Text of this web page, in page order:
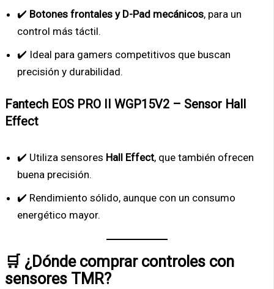
✔️ Botones frontales y D-Pad mecánicos, para un
control más táctil.
✔️ Ideal para gamers competitivos que buscan
precisión y durabilidad.
Fantech EOS PRO II WGP15V2 – Sensor Hall
Effect
✔️ Utiliza sensores Hall Effect, que también ofrecen
buena precisión.
✔️ Rendimiento sólido, aunque con un consumo
energético mayor.
🛒 ¿Dónde comprar controles con
sensores TMR?